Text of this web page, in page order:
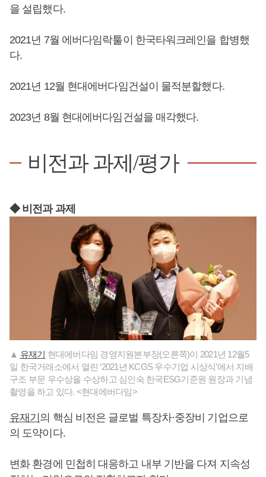
을 설립했다.
2021년 7월 에버다임락툴이 한국타워크레인을 합병했
다.
2021년 12월 현대에버다임건설이 물적분할했다.
2023년 8월 현대에버다임건설을 매각했다.
비전과 과제/평가
◆ 비전과 과제
▲ 유재기 현대에버다임 경영지원본부장(오른쪽)이 2021년 12월5
일 한국거래소에서 열린 ‘2021년 KCGS 우수기업 시상식’에서 지배
구조 부문 우수상을 수상하고 심인숙 한국ESG기준원 원장과 기념
촬영을 하고 있다. <현대에버다임>
유재기의 핵심 비전은 글로벌 특장차·중장비 기업으로
의 도약이다.
변화 환경에 민첩히 대응하고 내부 기반을 다져 지속성